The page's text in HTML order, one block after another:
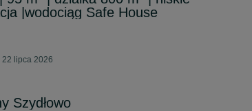
|wodociąg Safe House
22 lipca 2026
Szydłowo